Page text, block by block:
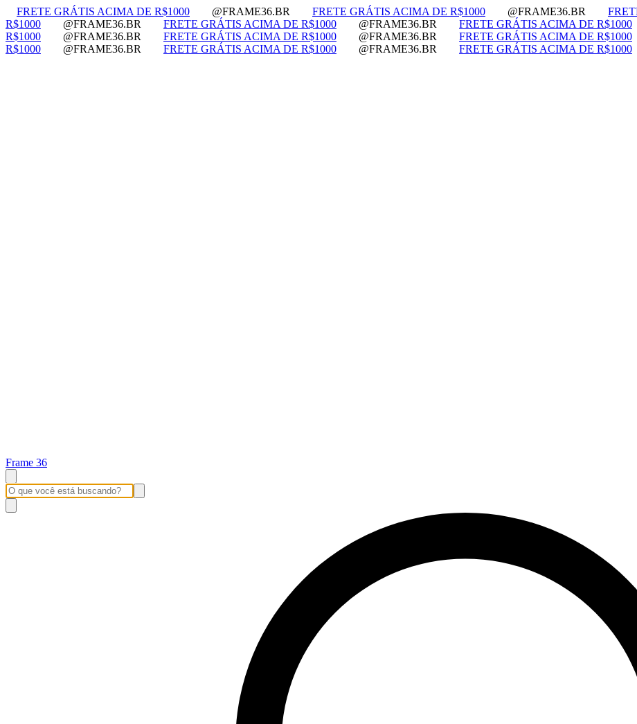
FRETE GRÁTIS ACIMA DE R$1000 @FRAME36.BR FRETE GRÁTIS ACIMA DE R$1000 @FRAME36.BR
R$1000
@FRAME36.BR FRETE GRÁTIS ACIMA DE R$1000 @FRAME36.BR FRETE GRÁTIS ACIMA DE R$1000
R$1000
@FRAME36.BR FRETE GRÁTIS ACIMA DE R$1000 @FRAME36.BR FRETE GRÁTIS ACIMA DE R$1000
R$1000
@FRAME36.BR FRETE GRÁTIS ACIMA DE R$1000 @FRAME36.BR FRETE GRÁTIS ACIMA DE R$1000
Frame 36